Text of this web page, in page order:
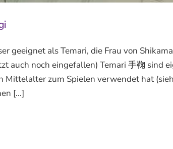
geeignet als Temari, die Frau von
auch noch eingefallen) Temari 手鞠
Mittelalter zum Spielen verwendet hat
[...]